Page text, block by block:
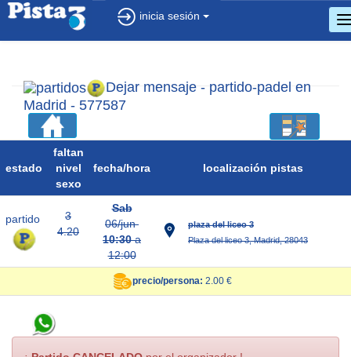
inicia sesión
Dejar mensaje - partido-padel en
Madrid - 577587
estado
faltan
nivel
sexo
fecha/hora localización pistas
partido
3
4.20
Sab
06/jun
10:30a
12:00
plaza del liceo 3
Plaza del liceo 3, Madrid, 28043
precio/persona: 2.00 €